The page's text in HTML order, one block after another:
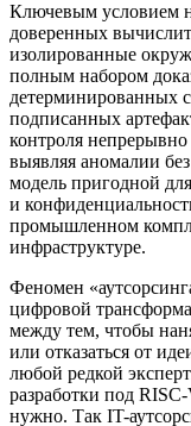
Ключевым условием
доверенных
изолированные
полным набором
детерминированных
подписанных
контроля
выявляя аномалии
модель пригодной
и
промышленном
инфраструктуре.
Феномен
цифровой
между тем, чтобы
или отказаться от
любой редкой
разработки под
нужно. Так IT-